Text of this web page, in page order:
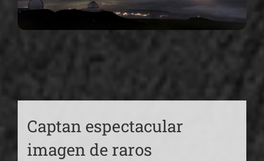
Captan espectacular
imagen de raros